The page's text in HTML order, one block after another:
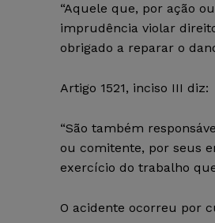
“Aquele que, por ação
imprudência violar
obrigado a reparar o
Artigo 1521, inciso III diz:
“São também
ou comitente, por seus
exercício do trabalho
O acidente ocorreu por